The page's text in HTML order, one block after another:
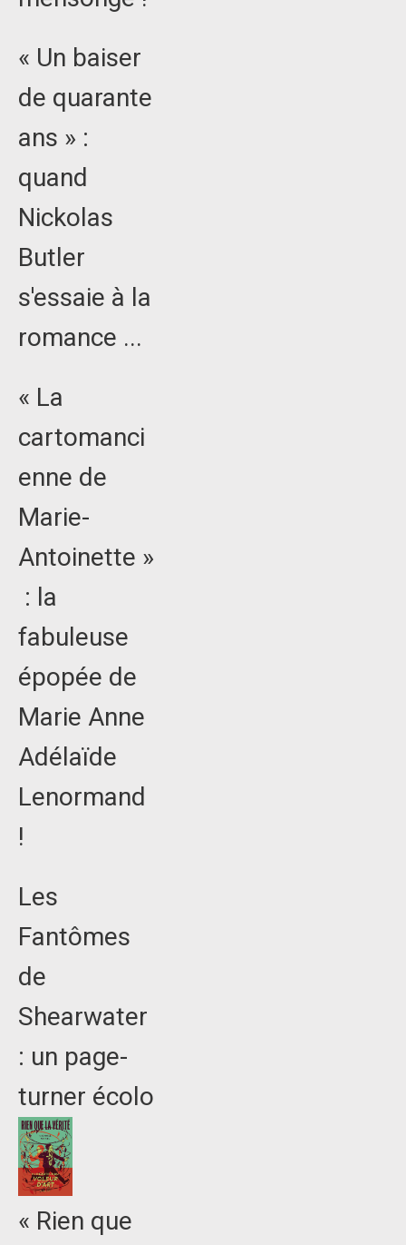
« Un baiser
de quarante
ans » :
quand
Nickolas
Butler
s'essaie à la
romance ...
« La
cartomanci
enne de
Marie-
Antoinette »
: la
fabuleuse
épopée de
Marie Anne
Adélaïde
Lenormand
!
Les
Fantômes
de
Shearwater
: un page-
turner écolo
« Rien que